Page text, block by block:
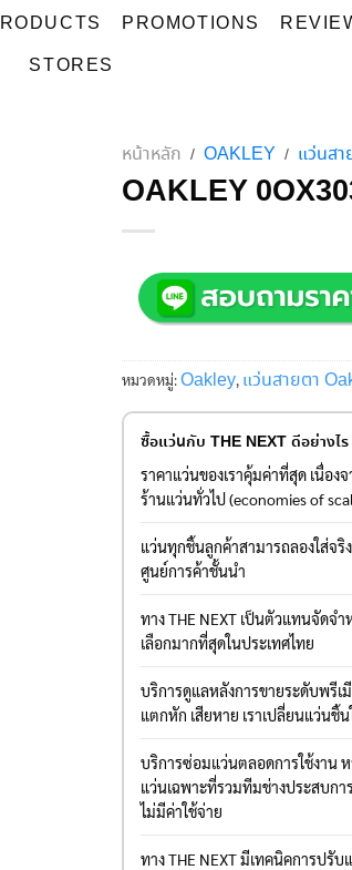
PROMOTIONS
STORES
หน้าหลัก / OAKLEY / แว่นส
OAKLEY
หมวดหมู่:Oakley, แว่นสายตา
ซื้อแว่นกับ THE NEXT ดีอย่างไร
ราคาแว่นของเราคุ้มค่าที่สุด เนื่อ
ร้านแว่นทั่วไป (economies of
แว่นทุกชิ้นลูกค้าสามารถลองใส่จ
ศูนย์การค้าชั้นนำ
ทาง THE NEXT เป็นตัวแทนจัด
เลือกมากที่สุดในประเทศไทย
บริการดูแลหลังการขายระดับพรี
แตกหัก เสียหาย เราเปลี่ยนแว่น
บริการซ่อมแว่นตลอดการใช้งาน
แว่นเฉพาะที่รวมทีมช่างประสบก
ไม่มีค่าใช้จ่าย
ทาง THE NEXT มีเทคนิคการปรั